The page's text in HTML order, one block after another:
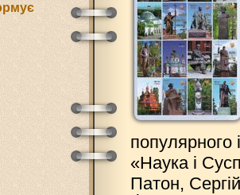
популярного
«Наука і
Патон,